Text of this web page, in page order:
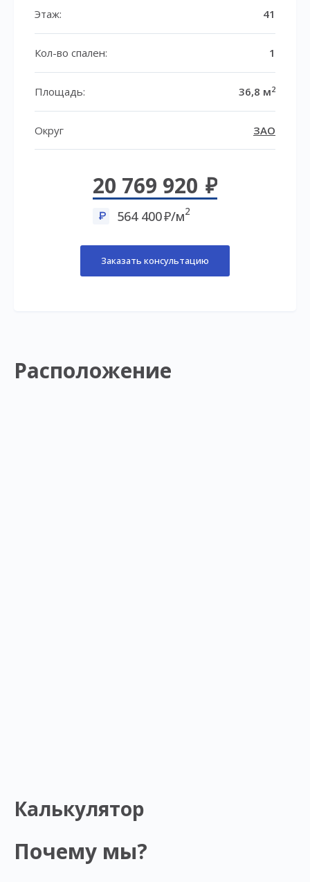
Этаж: 41
Кол-во спален: 1
Площадь: 36,8 м2
Округ ЗАО
20 769 920
564 400 /м2
Заказать консультацию
Расположение
Калькулятор
Почему мы?